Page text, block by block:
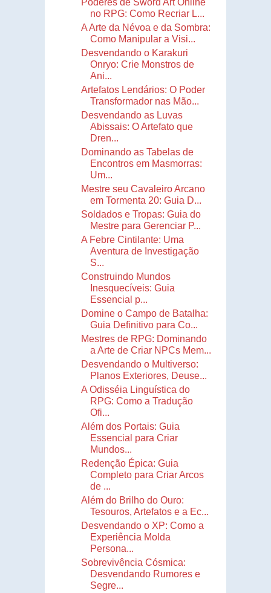
no RPG: Como Recriar L...
A Arte da Névoa e da Sombra:
Como Manipular a Visi...
Desvendando o Karakuri
Onryo: Crie Monstros de
Ani...
Artefatos Lendários: O Poder
Transformador nas Mão...
Desvendando as Luvas
Abissais: O Artefato que
Dren...
Dominando as Tabelas de
Encontros em Masmorras:
Um...
Mestre seu Cavaleiro Arcano
em Tormenta 20: Guia D...
Soldados e Tropas: Guia do
Mestre para Gerenciar P...
A Febre Cintilante: Uma
Aventura de Investigação
S...
Construindo Mundos
Inesquecíveis: Guia
Essencial p...
Domine o Campo de Batalha:
Guia Definitivo para Co...
Mestres de RPG: Dominando
a Arte de Criar NPCs Mem...
Desvendando o Multiverso:
Planos Exteriores, Deuse...
A Odisséia Linguística do
RPG: Como a Tradução
Ofi...
Além dos Portais: Guia
Essencial para Criar
Mundos...
Redenção Épica: Guia
Completo para Criar Arcos
de ...
Além do Brilho do Ouro:
Tesouros, Artefatos e a Ec...
Desvendando o XP: Como a
Experiência Molda
Persona...
Sobrevivência Cósmica:
Desvendando Rumores e
Segre...